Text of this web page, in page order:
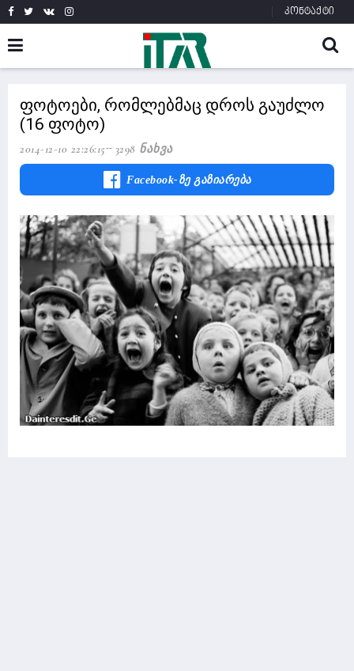
კონტაქტი
ფოტოები, რომლებმაც დროს გაუძლო
(16 ფოტო)
2014-12-10 22:26:15 3298 Ნახვა
Facebook-Ზე Გაზიარება